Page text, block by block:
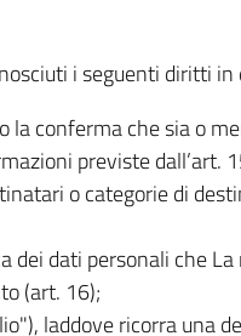
i seguenti diritti
conferma che sia o
previste
o categorie di
dati personali che
(art. 16);
laddove ricorra una